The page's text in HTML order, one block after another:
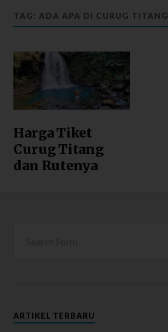
TAG: ADA APA DI CURUG TITANG
Harga Tiket
Curug Titang
dan Rutenya
ARTIKEL TERBARU